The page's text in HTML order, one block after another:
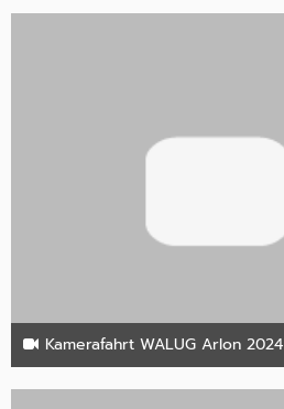
Kamerafahrt WALUG Arlon 2024
16. Januar 2024